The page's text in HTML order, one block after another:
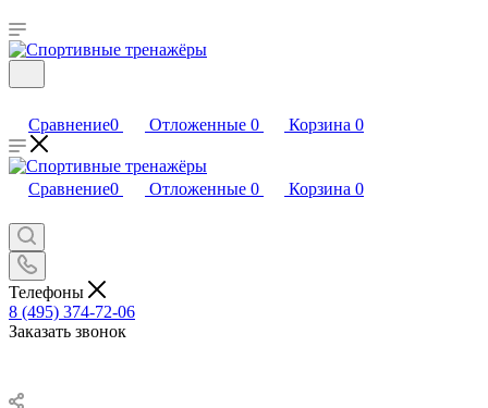
Сравнение0 Отложенные 0 Корзина 0
Сравнение0 Отложенные 0 Корзина 0
Телефоны
8 (495) 374-72-06
Заказать звонок